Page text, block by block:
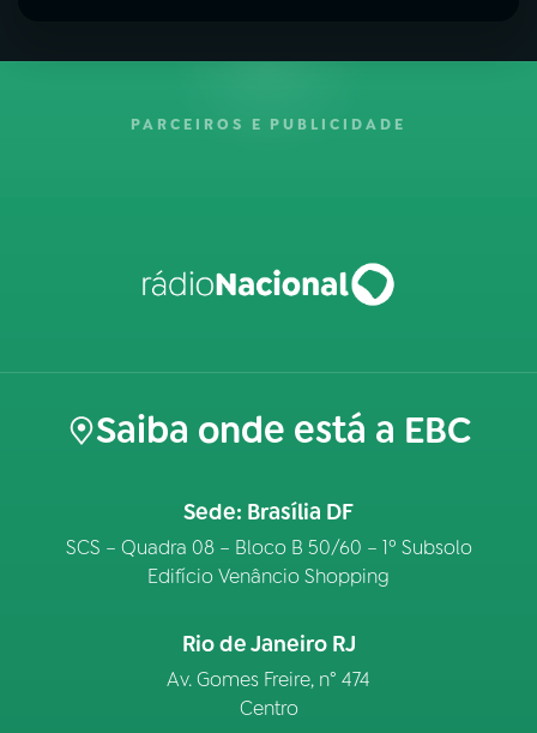
PARCEIROS E PUBLICIDADE
Saiba onde está a EBC
Sede: Brasília DF
SCS – Quadra 08 – Bloco B 50/60 – 1º Subsolo
Edifício Venâncio Shopping
Rio de Janeiro RJ
Av. Gomes Freire, n° 474
Centro